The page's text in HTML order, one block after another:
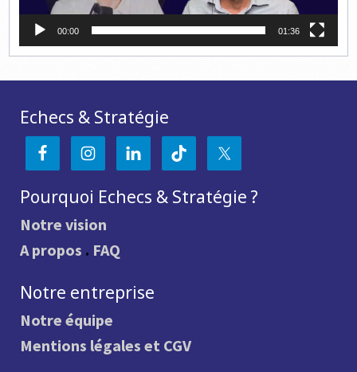
00:00 01:36
Echecs & Stratégie
Pourquoi Echecs & Stratégie ?
Notre vision
A propos . FAQ
Notre entreprise
Notre équipe
Mentions légales et CGV